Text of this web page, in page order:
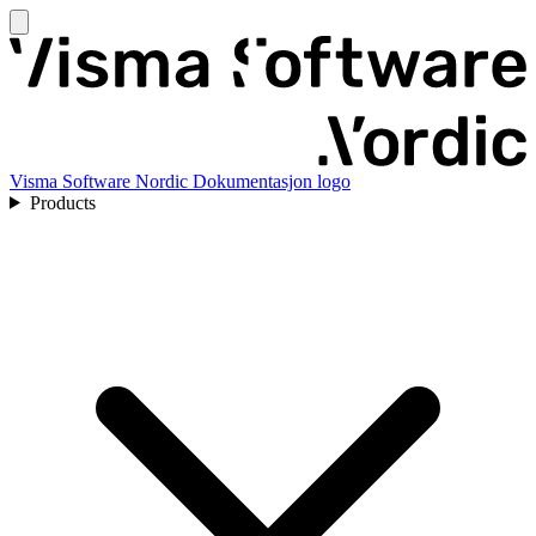
Visma Software Nordic Dokumentasjon logo
Products